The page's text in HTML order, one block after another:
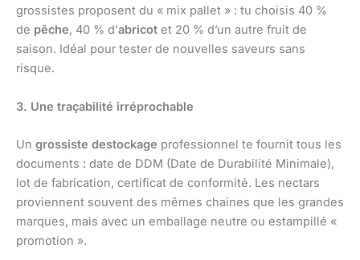
grossistes proposent du « mix pallet » : tu choisis 40 %
de pêche, 40 % d’abricot et 20 % d’un autre fruit de
saison. Idéal pour tester de nouvelles saveurs sans
risque.
3. Une traçabilité irréprochable
Un grossiste destockage professionnel te fournit tous les
documents : date de DDM (Date de Durabilité Minimale),
lot de fabrication, certificat de conformité. Les nectars
proviennent souvent des mêmes chaines que les grandes
marques, mais avec un emballage neutre ou estampillé «
promotion ».